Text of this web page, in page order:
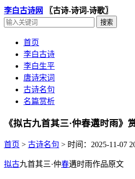
李白古诗网 〖古诗-诗词-诗歌〗
首页
李白古诗
李白生平
唐诗宋词
古诗名句
名篇赏析
《拟古九首其三·仲春遘时雨》
首页 > 古诗名句 > 时间：2025-11-07
拟古九首其三·仲春遘时雨作品原文